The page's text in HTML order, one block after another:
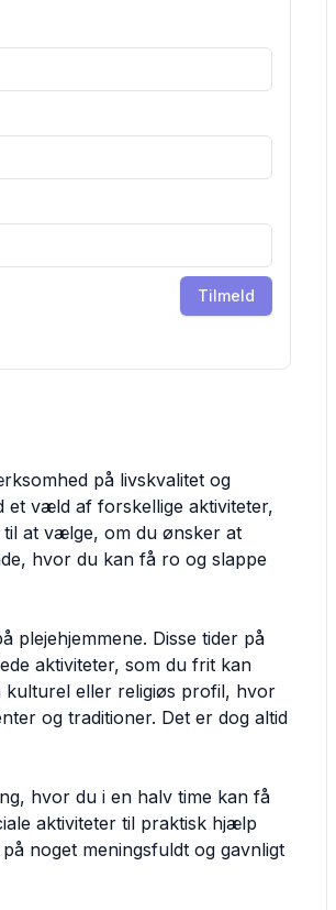
Tilmeld
på livskvalitet og
et væld af forskellige aktiviteter,
at vælge, om du ønsker at
hvor du kan få ro og slappe
plejehjemmene. Disse tider på
aktiviteter, som du frit kan
kulturel eller religiøs profil, hvor
og traditioner. Det er dog altid
hvor du i en halv time kan få
aktiviteter til praktisk hjælp
noget meningsfuldt og gavnligt